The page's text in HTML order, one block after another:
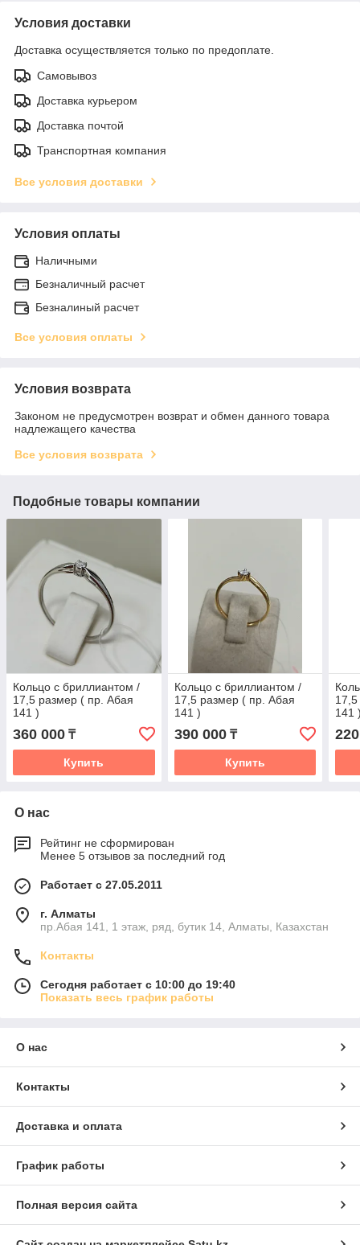
Условия доставки
Доставка осуществляется только по предоплате.
Самовывоз
Доставка курьером
Доставка почтой
Транспортная компания
Все условия доставки
Условия оплаты
Наличными
Безналичный расчет
Безналиный расчет
Все условия оплаты
Условия возврата
Законом не предусмотрен возврат и обмен данного товара
надлежащего качества
Все условия возврата
Подобные товары компании
Кольцо с бриллиантом /
17,5 размер ( пр. Абая
141 )
360 000 ₸
Купить
Кольцо с бриллиантом /
17,5 размер ( пр. Абая
141 )
390 000₸
Купить
141
О нас
Рейтинг не сформирован
Менее 5 отзывов за последний год
Работает с 27.05.2011
г. Алматы
пр.Абая 141, 1 этаж, ряд, бутик 14, Алматы, Казахстан
Контакты
Сегодня работает с 10:00 до 19:40
Показать весь график работы
О нас
Контакты
Доставка и оплата
График работы
Полная версия сайта